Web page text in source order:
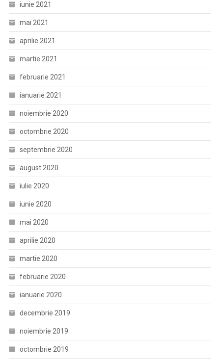
iunie 2021
mai 2021
aprilie 2021
martie 2021
februarie 2021
ianuarie 2021
noiembrie 2020
octombrie 2020
septembrie 2020
august 2020
iulie 2020
iunie 2020
mai 2020
aprilie 2020
martie 2020
februarie 2020
ianuarie 2020
decembrie 2019
noiembrie 2019
octombrie 2019